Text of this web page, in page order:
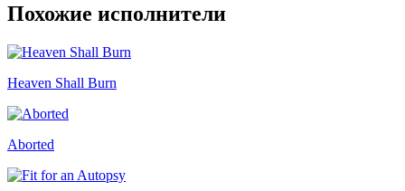
Похожие исполнители
Heaven Shall Burn
Aborted